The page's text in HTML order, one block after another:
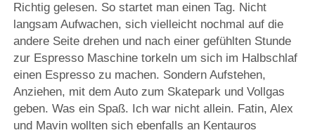
Richtig gelesen. So startet man einen Tag. Nicht
langsam Aufwachen, sich vielleicht nochmal auf die
andere Seite drehen und nach einer gefühlten Stunde
zur Espresso Maschine torkeln um sich im Halbschlaf
einen Espresso zu machen. Sondern Aufstehen,
Anziehen, mit dem Auto zum Skatepark und Vollgas
geben. Was ein Spaß. Ich war nicht allein. Fatin, Alex
und Mavin wollten sich ebenfalls an Kentauros